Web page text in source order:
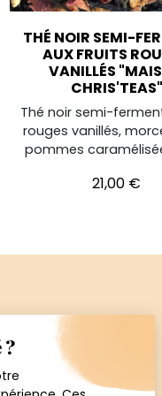
THÉ NOIR SEMI-
AUX FRUITS
VANILLÉS
CHRIS'TEAS"
Thé noir semi-
rouges vanillés,
pommes
Prix
21,00 €
Paiement
sécurisé